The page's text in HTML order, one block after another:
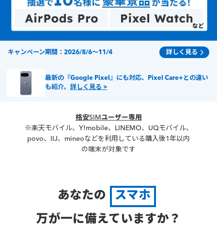
キャンペーン期間：2026/8/6～11/4 詳しく見る
最新の『Google Pixel』にも対応、Pixel Care+との違い
も紹介。 詳しく見る >
格安SIMユーザー専用
※楽天モバイル、Y!mobile、LINEMO、UQモバイル、
povo、IIJ、mineoなどを利用している購入後1年以内
の端末が対象です
あなたの
スマホ
万が一に備えていますか？